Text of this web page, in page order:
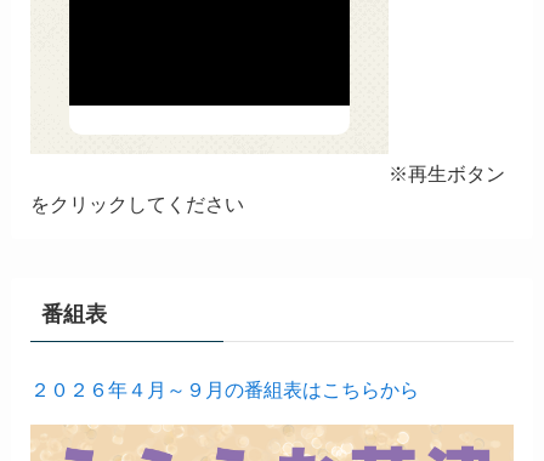
※再生ボタン
をクリックしてください
番組表
２０２６年４月～９月の番組表はこちらから